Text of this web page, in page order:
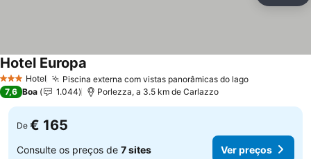
3 EstrelasHotel Piscina externa com vistas panorâmicas do lago
Hotel Europa
7,6 Boa 1.044 Porlezza, a 3.5 km de Carlazzo
De € 165
Consulte os preços de 7 sites Ver preços